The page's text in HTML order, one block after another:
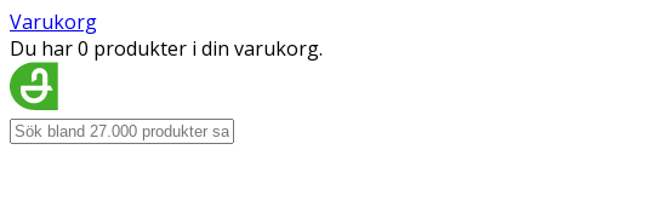
Varukorg
Du har 0 produkter i din varukorg.